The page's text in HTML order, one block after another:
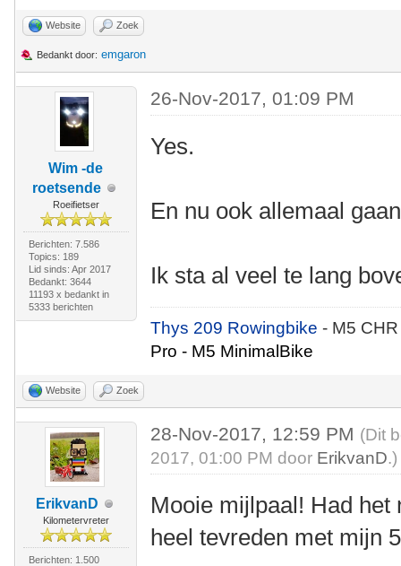
Website Zoek
Bedankt door: emgaron
Wim -de
roetsende
Roeifietser
Berichten: 7.586
Topics: 189
Lid sinds: Apr 2017
Bedankt: 3644
11193 x bedankt in
5333 berichten
26-Nov-2017, 01:09 PM
Yes.
En nu ook allemaal
Ik sta al veel te lang
Thys 209 Rowingbike- M5
Pro - M5 MinimalBike
Website Zoek
ErikvanD
Kilometervreter
Berichten: 1.500
28-Nov-2017, 12:59 PM (Dit
2017, 01:00 PM door ErikvanD.)
Mooie mijlpaal! Had het
heel tevreden met mijn